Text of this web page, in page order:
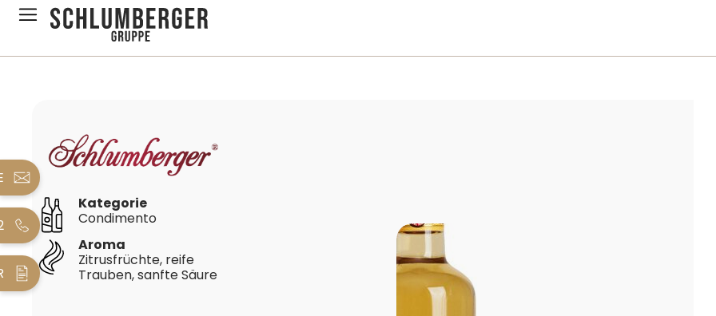
Zur Hauptnavigation springen
Kategorie
Condimento
Aroma
Zitrusfrüchte, reife
Trauben, sanfte Säure